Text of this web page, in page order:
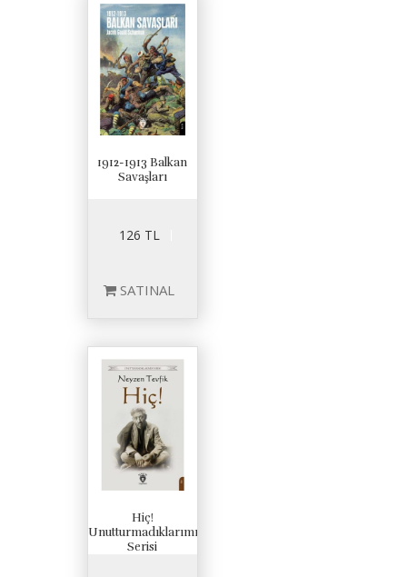
1912-1913 Balkan
Savaşları
126 TL
SATINAL
Hiç!
Unutturmadıklarımız
Serisi